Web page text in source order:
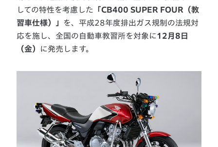
しての特性を考慮した
「CB400 SUPER FOUR（教
習車仕様）」
を、平成28年度排出ガス規制の法規対
応を施し、全国の自動車教習所を対象に12月8日
（金）
に発売します。